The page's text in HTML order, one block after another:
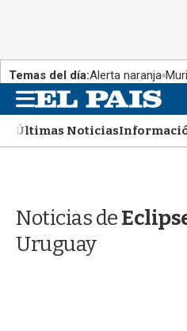
Temas del día:Alerta naranja
M
e
n
u
Últimas Noticias
Noticias de
Uruguay